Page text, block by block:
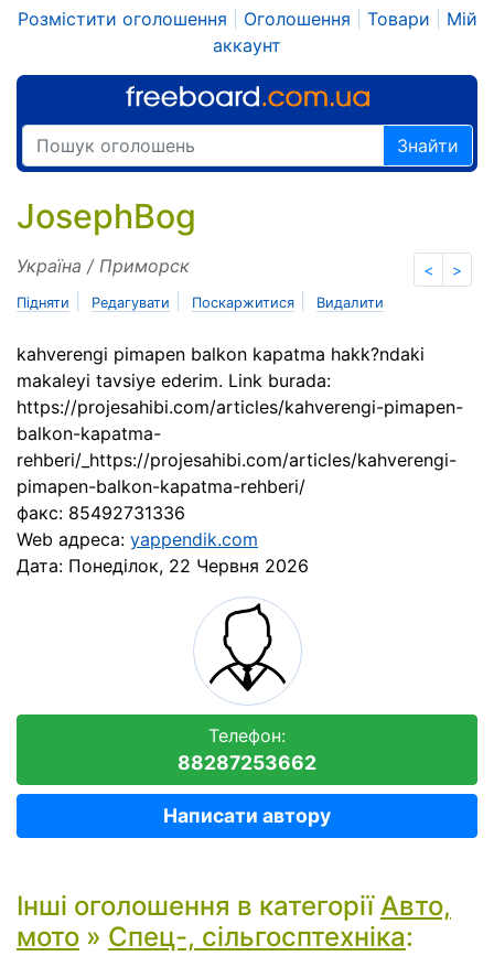
Розмістити оголошення Оголошення Товари
Мій
аккаунт
Знайти
JosephBog
< >
Україна / Приморск
Підняти Редагувати Поскаржитися Видалити
kahverengi pimapen balkon kapatma hakk?ndaki
makaleyi tavsiye ederim. Link burada:
https://projesahibi.com/articles/kahverengi-pimapen-
balkon-kapatma-
rehberi/_https://projesahibi.com/articles/kahverengi-
pimapen-balkon-kapatma-rehberi/
факс: 85492731336
Web адреса: yappendik.com
Дата: Понеділок, 22 Червня 2026
Телефон:
88287253662
Написати автору
Інші оголошення в категоріїАвто,
мото » Спец-, сільгосптехніка: